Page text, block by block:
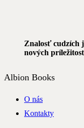
Znalosť cudzích
nových
Albion Books
O nás
Kontakty